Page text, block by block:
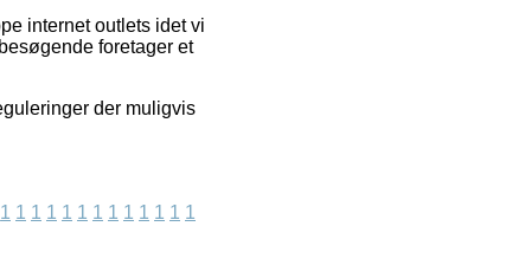
internet outlets idet vi
foretager et
der muligvis
1 1 1 1 1 1 1 1 1 1 1 1 1